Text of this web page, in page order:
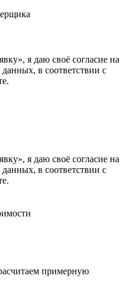
я даю своё согласие на
в соответствии с
я даю своё согласие на
в соответствии с
примерную